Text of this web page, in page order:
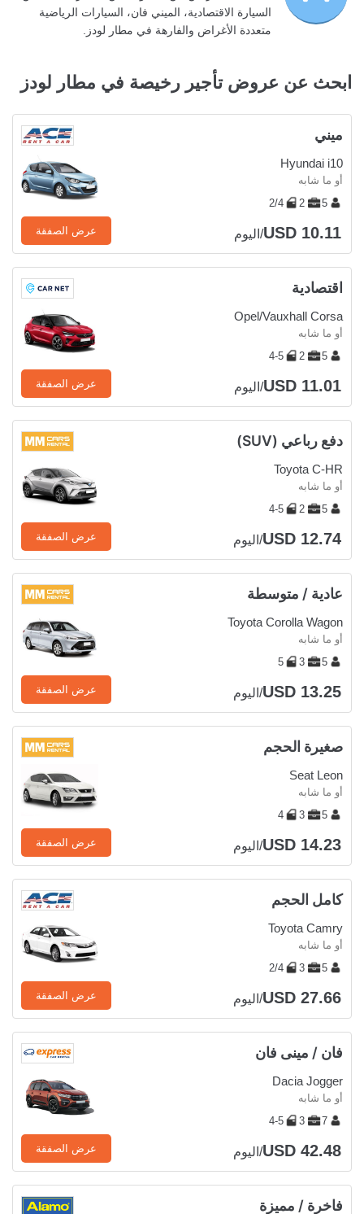
السيارة الاقتصادية، الميني فان، السيارات الرياضية
متعددة الأغراض والفارهة في مطار لودز.
ابحث عن عروض تأجير رخيصة في مطار لودز
ميني
Hyundai i10
أو ما شابه
5
2
2/4
USD 10.11/اليوم عرض الصفقة
اقتصادية
Opel/Vauxhall Corsa
أو ما شابه
5
2
4-5
USD 11.01/اليوم عرض الصفقة
دفع رباعي (SUV)
Toyota C-HR
أو ما شابه
5
2
4-5
USD 12.74/اليوم عرض الصفقة
عادية / متوسطة
Toyota Corolla Wagon
أو ما شابه
5
3
5
USD 13.25/اليوم عرض الصفقة
صغيرة الحجم
Seat Leon
أو ما شابه
5
3
4
USD 14.23/اليوم عرض الصفقة
كامل الحجم
Toyota Camry
أو ما شابه
5
3
2/4
USD 27.66/اليوم عرض الصفقة
فان / مينى فان
Dacia Jogger
أو ما شابه
7
3
4-5
USD 42.48/اليوم عرض الصفقة
فاخرة / مميزة